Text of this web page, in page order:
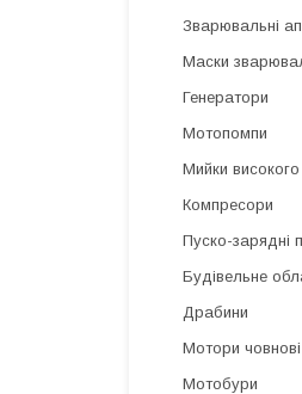
Зварювальні
Маски
Генератори
Мотопомпи
Мийки високого
Компресори
Пуско-зарядні
Будівельне
Драбини
Мотори човнові
Мотобури